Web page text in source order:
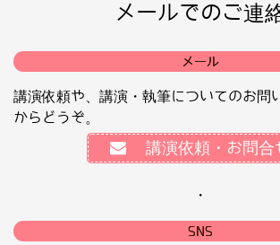
メールでのご連
メール
講演依頼や、講演・執筆についてのお問
からどうぞ。
講演依頼・お問合
・
SNS